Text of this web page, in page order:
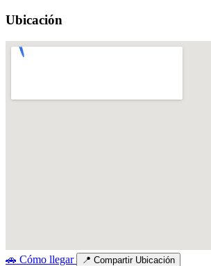
Ubicación
🚗 Cómo llegar 📍 Compartir Ubicación